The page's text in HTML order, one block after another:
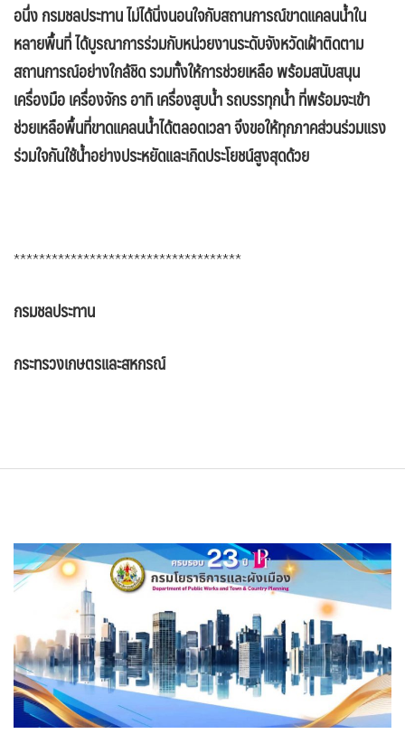
อนึ่ง กรมชลประทาน ไม่ได้นิ่งนอนใจกับสถานการณ์ขาดแคลนน้ำใน
หลายพื้นที่ ได้บูรณาการร่วมกับหน่วยงานระดับจังหวัดเฝ้าติดตาม
สถานการณ์อย่างใกล้ชิด รวมทั้งให้การช่วยเหลือ พร้อมสนับสนุน
เครื่องมือ เครื่องจักร อาทิ เครื่องสูบน้ำ รถบรรทุกน้ำ ที่พร้อมจะเข้า
ช่วยเหลือพื้นที่ขาดแคลนน้ำได้ตลอดเวลา จึงขอให้ทุกภาคส่วนร่วมแรง
ร่วมใจกันใช้น้ำอย่างประหยัดและเกิดประโยชน์สูงสุดด้วย
************************************
กรมชลประทาน
กระทรวงเกษตรและสหกรณ์